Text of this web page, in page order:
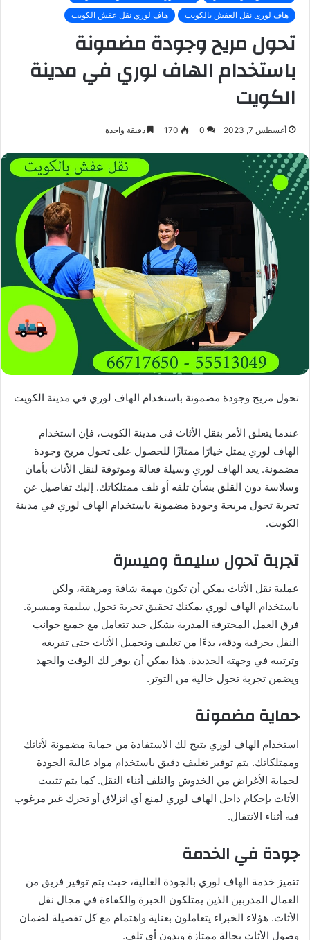
هاف لورى نقل العفش بالكويت
هاف لوري نقل عفش الكويت
تحول مريح وجودة مضمونة
باستخدام الهاف لوري في مدينة
الكويت
أغسطس 7, 2023 0
170 دقيقة واحدة
تحول مريح وجودة مضمونة باستخدام الهاف لوري في مدينة الكويت
عندما يتعلق الأمر بنقل الأثاث في مدينة الكويت، فإن استخدام
الهاف لوري يمثل خيارًا ممتازًا للحصول على تحول مريح وجودة
مضمونة. يعد الهاف لوري وسيلة فعالة وموثوقة لنقل الأثاث بأمان
وسلاسة دون القلق بشأن تلفه أو تلف ممتلكاتك. إليك تفاصيل عن
تجربة تحول مريحة وجودة مضمونة باستخدام الهاف لوري في مدينة
الكويت.
تجربة تحول سليمة وميسرة
عملية نقل الأثاث يمكن أن تكون مهمة شاقة ومرهقة، ولكن
باستخدام الهاف لوري يمكنك تحقيق تجربة تحول سليمة وميسرة.
فرق العمل المحترفة المدربة بشكل جيد تتعامل مع جميع جوانب
النقل بحرفية ودقة، بدءًا من تغليف وتحميل الأثاث حتى تفريغه
وترتيبه في وجهته الجديدة. هذا يمكن أن يوفر لك الوقت والجهد
ويضمن تجربة تحول خالية من التوتر.
حماية مضمونة
استخدام الهاف لوري يتيح لك الاستفادة من حماية مضمونة لأثاثك
وممتلكاتك. يتم توفير تغليف دقيق باستخدام مواد عالية الجودة
لحماية الأغراض من الخدوش والتلف أثناء النقل. كما يتم تثبيت
الأثاث بإحكام داخل الهاف لوري لمنع أي انزلاق أو تحرك غير مرغوب
فيه أثناء الانتقال.
جودة في الخدمة
تتميز خدمة الهاف لوري بالجودة العالية، حيث يتم توفير فريق من
العمال المدربين الذين يمتلكون الخبرة والكفاءة في مجال نقل
الأثاث. هؤلاء الخبراء يتعاملون بعناية واهتمام مع كل تفصيلة لضمان
وصول الأثاث بحالة ممتازة وبدون أي تلف.